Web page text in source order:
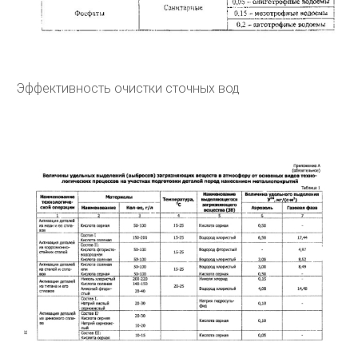
Эффективность очистки сточных вод